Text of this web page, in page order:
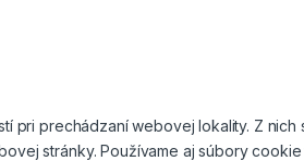
pri prechádzaní webovej lokality. Z
stránky. Používame aj súbory